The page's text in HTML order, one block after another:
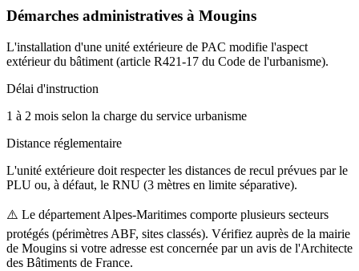
Démarches administratives à Mougins
L'installation d'une unité extérieure de PAC modifie l'aspect
extérieur du bâtiment (article R421-17 du Code de l'urbanisme).
Délai d'instruction
1 à 2 mois selon la charge du service urbanisme
Distance réglementaire
L'unité extérieure doit respecter les distances de recul prévues par le
PLU ou, à défaut, le RNU (3 mètres en limite séparative).
⚠️ Le département Alpes-Maritimes comporte plusieurs secteurs
protégés (périmètres ABF, sites classés). Vérifiez auprès de la mairie
de Mougins si votre adresse est concernée par un avis de l'Architecte
des Bâtiments de France.